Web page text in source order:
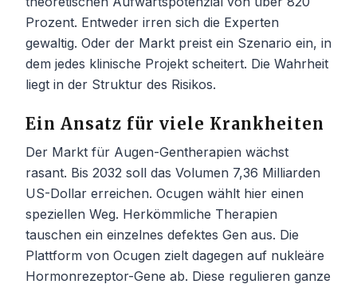
Prozent. Entweder irren sich die Experten
gewaltig. Oder der Markt preist ein Szenario ein, in
dem jedes klinische Projekt scheitert. Die Wahrheit
liegt in der Struktur des Risikos.
Ein Ansatz für viele Krankheiten
Der Markt für Augen-Gentherapien wächst
rasant. Bis 2032 soll das Volumen 7,36 Milliarden
US-Dollar erreichen. Ocugen wählt hier einen
speziellen Weg. Herkömmliche Therapien
tauschen ein einzelnes defektes Gen aus. Die
Plattform von Ocugen zielt dagegen auf nukleäre
Hormonrezeptor-Gene ab. Diese regulieren ganze